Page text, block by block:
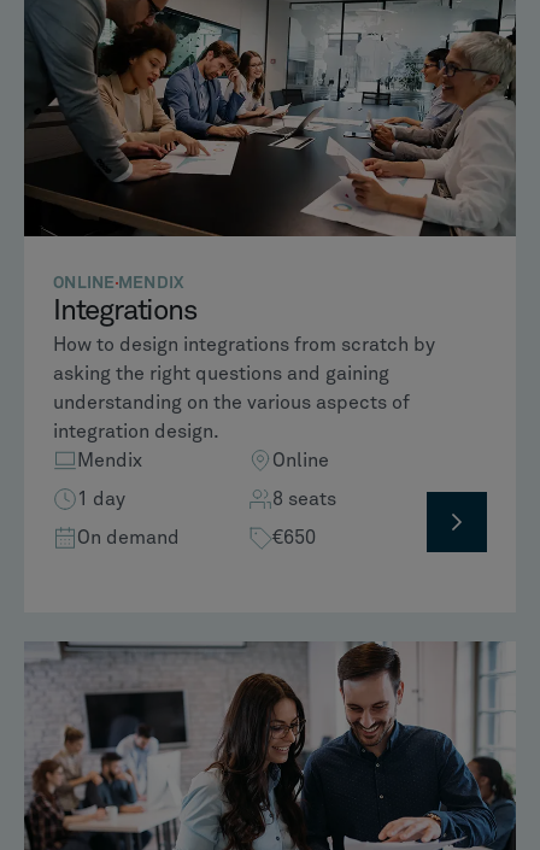
ONLINE MENDIX
Integrations
How to design integrations from scratch by
asking the right questions and gaining
understanding on the various aspects of
integration design.
Mendix
Online
1 day
8 seats
On demand
€650